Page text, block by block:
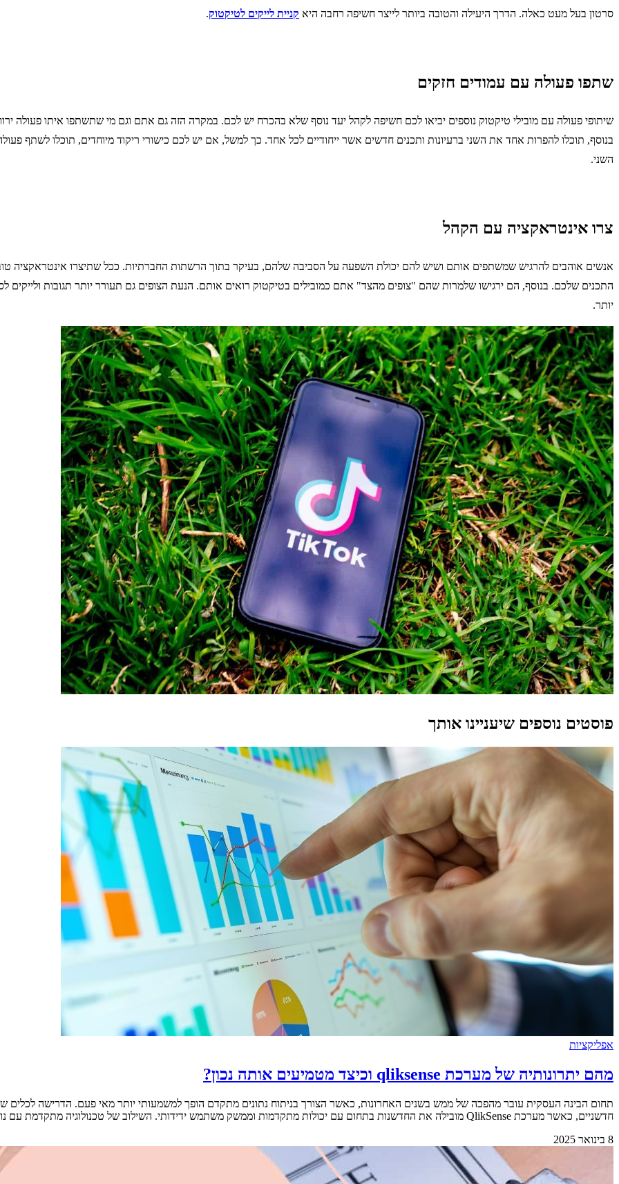
סרטון בעל מעט כאלה. הדרך היעילה והטובה ביותר לייצר חשיפה רחבה היא קניית לייקים לטיקטוק.
שתפו פעולה עם עמודים חזקים
שיתופי פעולה עם מובילי טיקטוק נוספים יביאו לכם חשיפה לקהל יעד נוסף שלא בהכרח יש לכם. במקרה הזה גם אתם וגם מי שתשתפו איתו פעולה
בנוסף, תוכלו להפרות אחד את השני ברעיונות ותכנים חדשים אשר ייחודיים לכל אחד. כך למשל, אם יש לכם כישורי ריקוד מיוחדים, תוכלו לשתף
השני.
צרו אינטראקציה עם הקהל
אנשים אוהבים להרגיש שמשתפים אותם ושיש להם יכולת השפעה על הסביבה שלהם, בעיקר בתוך הרשתות החברתיות. ככל שתיצרו אינטראקציה
התכנים שלכם. בנוסף, הם ירגישו שלמרות שהם "צופים מהצד" אתם כמובילים בטיקטוק רואים אותם. הנעת הצופים גם תעורר יותר תגובות ולייקים
יותר.
פוסטים נוספים שיעניינו אותך
אפליקציות
מהם יתרונותיה של מערכת qliksense וכיצד מטמיעים אותה נכון?
תחום הבינה העסקית עובר מהפכה של ממש בשנים האחרונות, כאשר הצורך בניתוח נתונים מתקדם הופך למשמעותי יותר מאי פעם. הדרישה לכלים
חדשניים, כאשר מערכת QlikSense מובילה את החדשנות בתחום עם יכולות מתקדמות וממשק משתמש ידידותי. השילוב של טכנולוגיה מתקדמת עם נוחות שימוש הפך את המערכת לאחת [&hellip;]
8 בינואר 2025